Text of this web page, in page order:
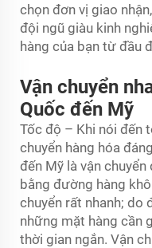
chọn đơn vị giao
đội ngũ giàu kinh
hàng của bạn từ đầu
Vận chuyển
Quốc đến Mỹ
Tốc độ – Khi nói đến
chuyển hàng hóa
đến Mỹ là vận
bằng đường hàng
chuyển rất nhanh; do
những mặt hàng cần
thời gian ngắn. Vận